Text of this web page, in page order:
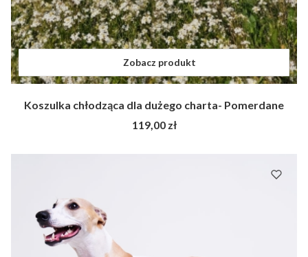
Zobacz produkt
Koszulka chłodząca dla dużego charta- Pomerdane
Cena
119,00 zł